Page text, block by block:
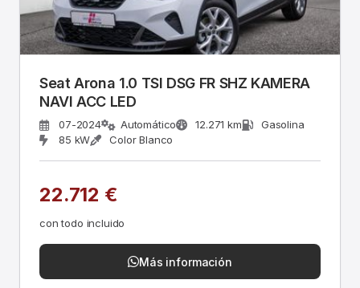
Seat Arona 1.0 TSI DSG FR SHZ KAMERA
NAVI ACC LED
07-2024 Automático 12.271 km
Gasolina
85 kW
Color Blanco
22.712 €
con todo incluido
Más información